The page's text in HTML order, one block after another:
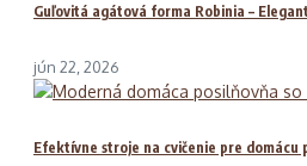
Guľovitá agátová forma Robinia –
jún 22, 2026
Efektívne stroje na cvičenie pre domácu